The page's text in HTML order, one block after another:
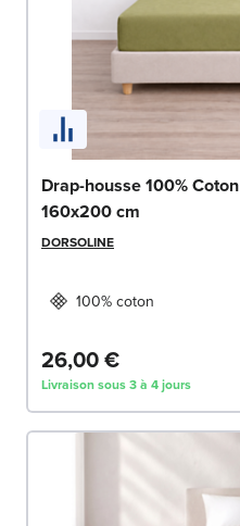
Drap-housse 100%
160x200 cm
DORSOLINE
100% coton
26,00 €
Livraison sous 3 à 4 jours